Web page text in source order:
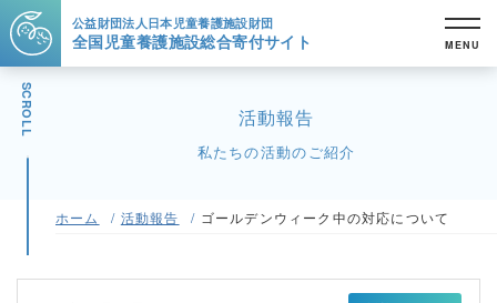
公益財団法人日本児童養護施設財団
全国児童養護施設総合寄付サイト MENU
SCROLL 活動報告
私たちの活動のご紹介
ホーム 活動報告 ゴールデンウィーク中の対応について